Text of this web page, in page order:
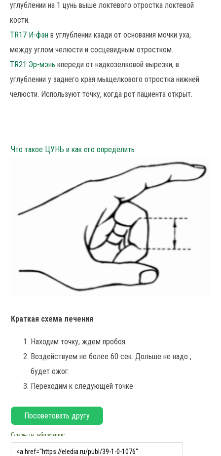
углублении на 1 цунь выше локтевого отростка локтевой
кости.
TR17 И-фэн в углублении кзади от основания мочки уха,
между углом челюсти и сосцевидным отростком.
TR21 Эр-мэнь кпереди от надкозелковой вырезки, в
углублении у заднего края мыщелкового отростка нижней
челюсти. Используют точку, когда рот пациента открыт.
Что такое ЦУНЬ и как его определить
Краткая схема лечения
Находим точку, ждем пробоя
Воздействуем не более 60 сек. Дольше не надо ,
будет ожог.
Переходим к следующей точке
Ссылка на заболевание